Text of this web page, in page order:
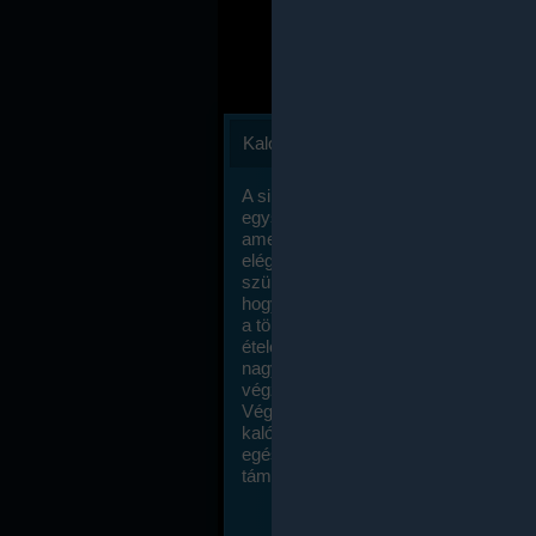
Kalóriaszámlálás
A sikeres fogyás titka valójában igen
egyszerű: égess több energiát, mint
amennyit beviszel. Természetesen
elég nagy fegyelemre és akaraterőre
szükség, de meglepődve fogod
hogy a kalóriaszámolás mennyire
a többi diétához képest. Itt nincsenek
ételek és a megengedett kalóriabevitelt
nagymértékben növelheted ha
végzel.
Végül, de nem utolsó sorban, a
kalóriaszámolás módszerét a legtöbb
egészségügyi szakorvos ajánlja és
támogatja.